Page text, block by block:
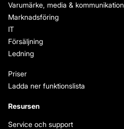
Varumärke, media & kommunikation
Marknadsföring
IT
Försäljning
Ledning
Priser
Ladda ner funktionslista
Resursen
Service och support